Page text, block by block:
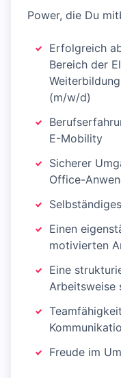
Power, die Du
Erfolgreich
Bereich der
(m/w/d)
E-Mobility
Sicherer
Office-
Einen
motivierten
Eine
Arbeitsweise
Freude im